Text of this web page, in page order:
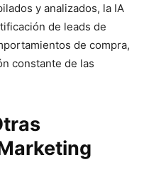
y analizados, la IA
de leads de
de compra,
constante de las